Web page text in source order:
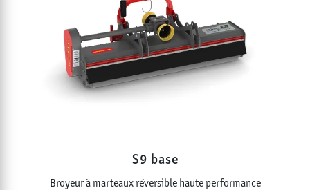
S9 base
Broyeur à marteaux réversible haute performance